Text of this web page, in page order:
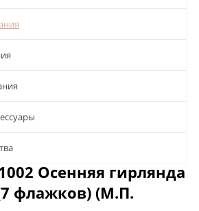
Осенняя гирлянда
флажков) (М.П.